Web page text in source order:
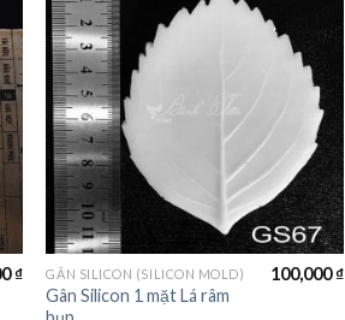
₫ GÂN SILICON (SILICON MOLD)
Gân Silicon 1 mặt Lá râm
100,000₫